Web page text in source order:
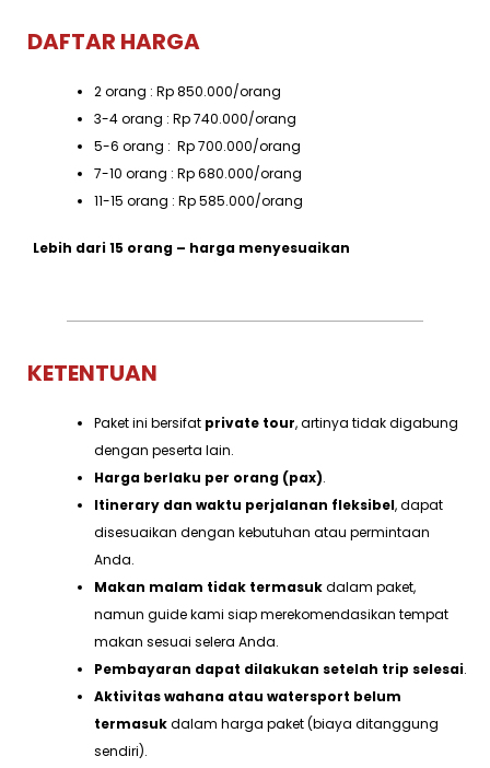
DAFTAR HARGA
2 orang : Rp 850.000/orang
3-4 orang : Rp 740.000/orang
5-6 orang : Rp 700.000/orang
7-10 orang : Rp 680.000/orang
11-15 orang : Rp 585.000/orang
Lebih dari 15 orang – harga menyesuaikan
KETENTUAN
Paket ini bersifat private tour, artinya tidak digabung
dengan peserta lain.
Harga berlaku per orang (pax).
Itinerary dan waktu perjalanan fleksibel, dapat
disesuaikan dengan kebutuhan atau permintaan
Anda.
Makan malam tidak termasukdalam paket,
namun guide kami siap merekomendasikan tempat
makan sesuai selera Anda.
Pembayaran dapat dilakukan setelah trip selesai.
Aktivitas wahana atau watersport belum
termasukdalam harga paket (biaya ditanggung
sendiri).